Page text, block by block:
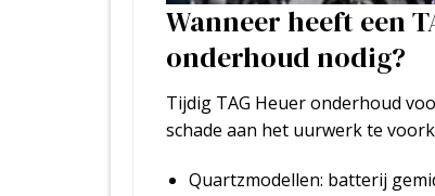
Wanneer heeft een
onderhoud nodig?
Tijdig TAG Heuer onderhoud
schade aan het uurwerk te
Quartzmodellen: batterij